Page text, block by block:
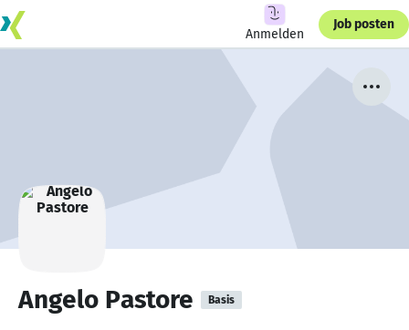
Anmelden
Job posten
Angelo Pastore Basis